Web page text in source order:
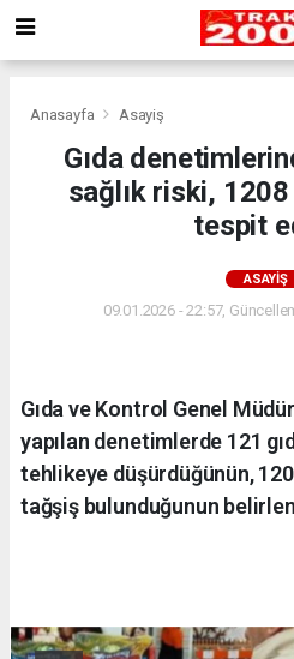
Anasayfa Asayiş
Gıda
sağlık riski,
tespit
ASAYIŞ
09.01.2026 - 22:57,
Gıda ve Kontrol Genel
yapılan denetimlerde 121
tehlikeye düşürdüğünün,
tağşiş bulunduğunun